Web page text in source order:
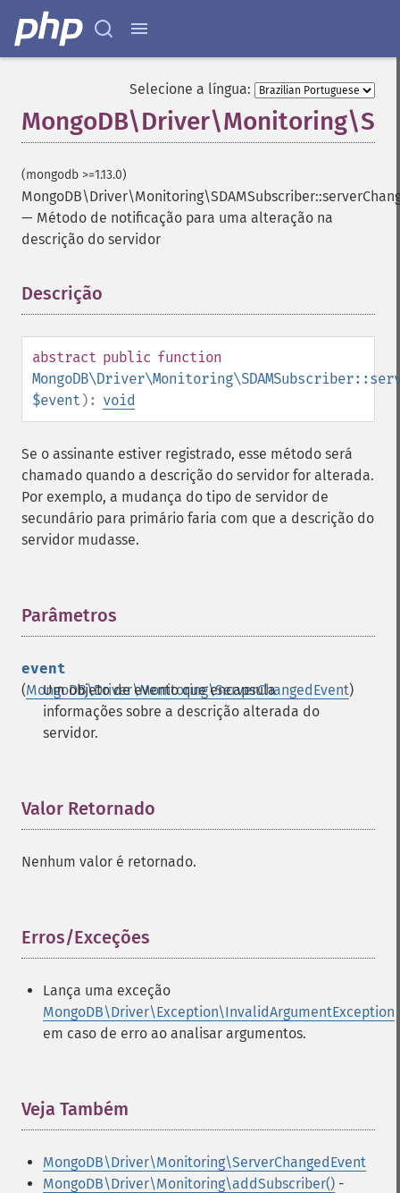
Selecione a língua:
(mongodb >=1.13.0)
— Método de notificação para uma alteração na
descrição do servidor
Descrição
abstract public function
$event ): void
Se o assinante estiver registrado, esse método será
chamado quando a descrição do servidor for alterada.
Por exemplo, a mudança do tipo de servidor de
secundário para primário faria com que a descrição do
servidor mudasse.
Parâmetros
event
(MongoDB\Driver\Monitoring\ServerChangedEvent)
Um objeto de evento que encapsula
informações sobre a descrição alterada do
servidor.
Valor Retornado
Nenhum valor é retornado.
Erros/Exceções
Lança uma exceção
MongoDB\Driver\Exception\InvalidArgumentException
em caso de erro ao analisar argumentos.
Veja Também
MongoDB\Driver\Monitoring\ServerChangedEvent
MongoDB\Driver\Monitoring\addSubscriber() -